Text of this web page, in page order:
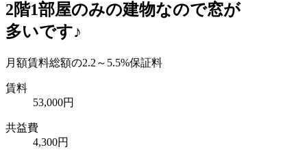
2階1部屋のみの建物なので窓が
多いです♪
月額賃料総額の2.2～5.5%保証料
賃料
53,000円
共益費
4,300円